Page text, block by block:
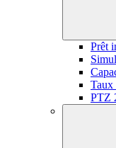
Prêt
Taux
PTZ